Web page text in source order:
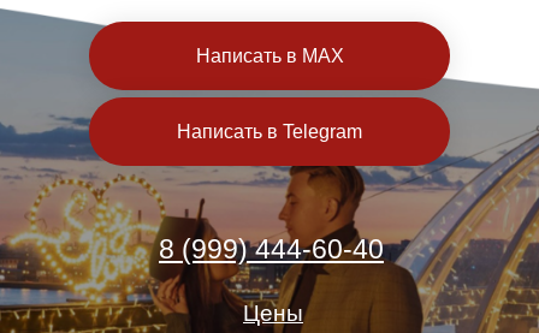
Написать в MAX
Написать в Telegram
8 (999) 444-60-40
Цены